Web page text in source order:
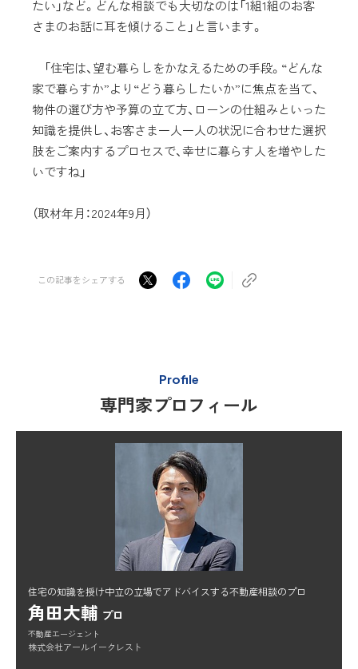
たい」など。どんな相談でも大切なのは「1組1組のお客
さまのお話に耳を傾けること」と言います。
「住宅は、望む暮らしをかなえるための手段。“どんな
家で暮らすか”より“どう暮らしたいか”に焦点を当て、
物件の選び方や予算の立て方、ローンの仕組みといった
知識を提供し、お客さま一人一人の状況に合わせた選択
肢をご案内するプロセスで、幸せに暮らす人を増やした
いですね」
（取材年月：2024年9月）
この記事をシェアする
Profile
専門家プロフィール
住宅の知識を授け中立の立場でアドバイスする不動産相談のプロ
角田大輔 プロ
不動産エージェント
株式会社アールイークレスト